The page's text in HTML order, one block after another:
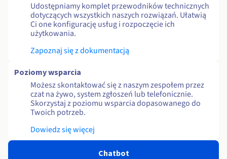
Udostępniamy komplet przewodników technicznych
dotyczących wszystkich naszych rozwiązań. Ułatwią
Ci one konfigurację usług i rozpoczęcie ich
użytkowania.
Zapoznaj się z dokumentacją
Poziomy wsparcia
Możesz skontaktować się z naszym zespołem przez
czat na żywo, system zgłoszeń lub telefonicznie.
Skorzystaj z poziomu wsparcia dopasowanego do
Twoich potrzeb.
Dowiedz się więcej
Chatbot